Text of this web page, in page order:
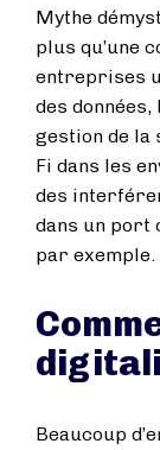
Mythe
plus qu’une
entreprises
des
gestion de
Fi dans les
des
dans un port
par exemple.
Beaucoup